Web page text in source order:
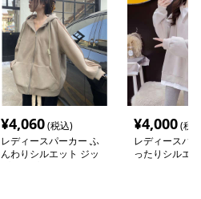
¥4,060(税込)
レディースパーカー ふ
んわりシルエット ジッ
¥4,000(税
レディースパ
ったりシルエ